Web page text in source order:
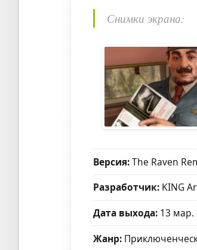
Снимки экрана:
Версия:The Raven
Разработчик: KING
Дата выхода: 13 мар.
Жанр: